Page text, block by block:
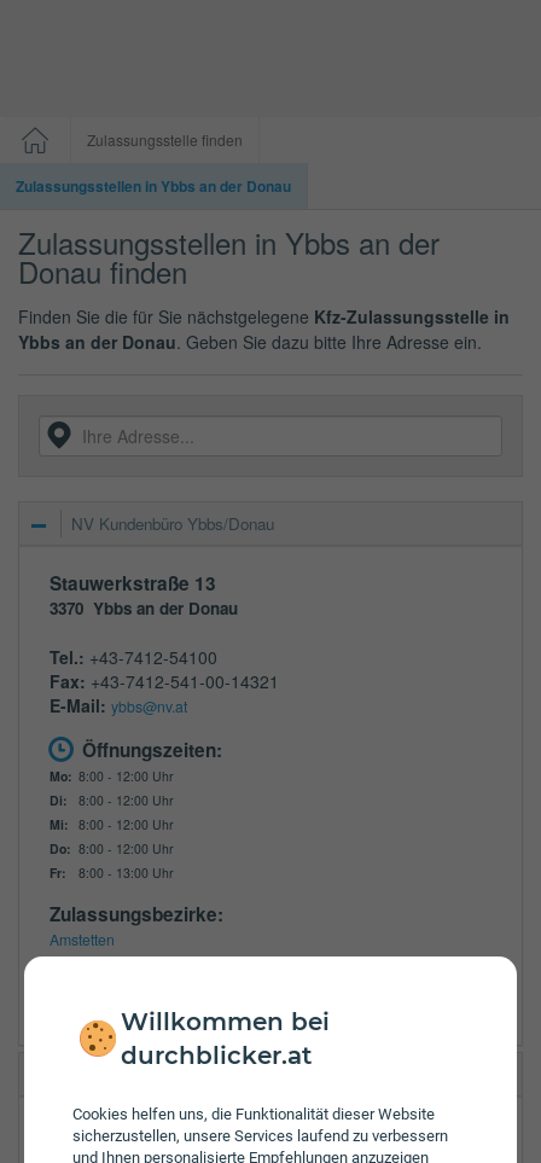
Willkommen bei
durchblicker.at
Cookies helfen uns, die Funktionalität dieser Website
sicherzustellen, unsere Services laufend zu verbessern
und Ihnen personalisierte Empfehlungen anzuzeigen
Zulassungsstelle finden
Zulassungsstellen in Ybbs an der Donau
Zulassungsstellen in Ybbs an der
Donau finden
Finden Sie die für Sie nächstgelegene Kfz-Zulassungsstelle in
Ybbs an der Donau. Geben Sie dazu bitte Ihre Adresse ein.
NV Kundenbüro Ybbs/Donau
Stauwerkstraße 13
3370 Ybbs an der Donau
Tel.: +43-7412-54100
Fax: +43-7412-541-00-14321
E-Mail: ybbs@nv.at
Öffnungszeiten:
Mo: 8:00 - 12:00 Uhr
Di:
8:00 - 12:00 Uhr
Mi: 8:00 - 12:00 Uhr
Do: 8:00 - 12:00 Uhr
Fr:
8:00 - 13:00 Uhr
Zulassungsbezirke:
Amstetten
Unterauerstraße 1